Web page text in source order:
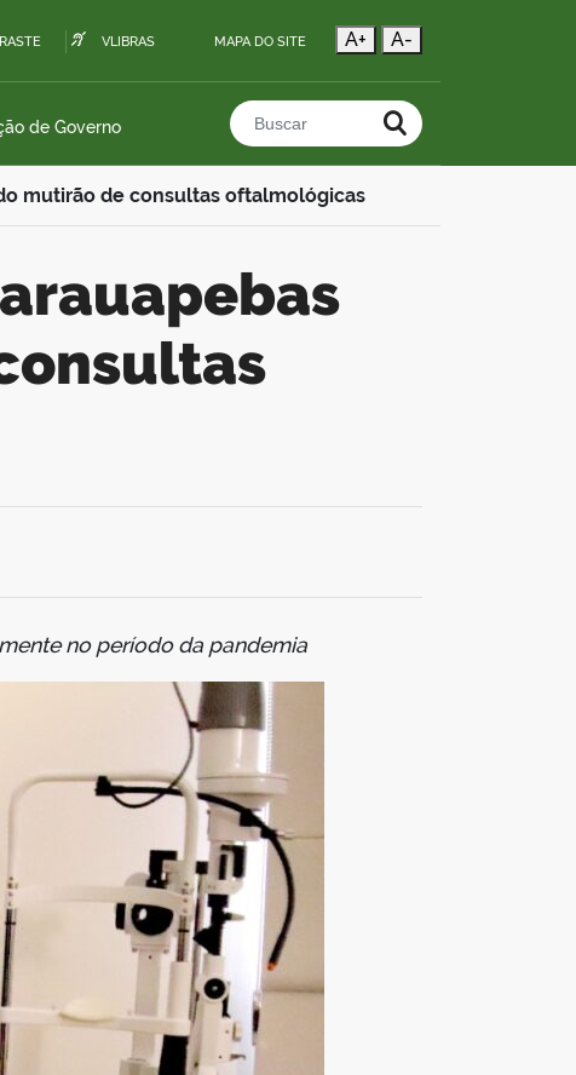
VLIBRAS MAPA DO SITE A+ A-
de Governo Buscar no portal
mutirão de consultas oftalmológicas
no período da pandemia